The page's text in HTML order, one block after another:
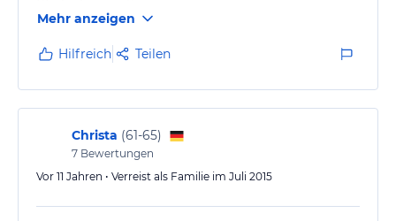
Mehr anzeigen
Hilfreich Teilen
Christa (61-65)
7 Bewertungen
Vor 11 Jahren • Verreist als Familie im Juli 2015